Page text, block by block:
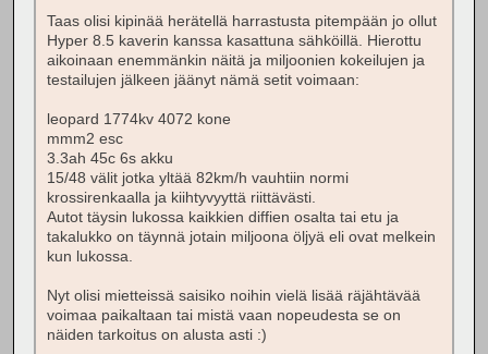
Taas olisi kipinää herätellä harrastusta pitempään jo ollut
Hyper 8.5 kaverin kanssa kasattuna sähköillä. Hierottu
aikoinaan enemmänkin näitä ja miljoonien kokeilujen ja
testailujen jälkeen jäänyt nämä setit voimaan:
leopard 1774kv 4072 kone
mmm2 esc
3.3ah 45c 6s akku
15/48 välit jotka yltää 82km/h vauhtiin normi
krossirenkaalla ja kiihtyvyyttä riittävästi.
Autot täysin lukossa kaikkien diffien osalta tai etu ja
takalukko on täynnä jotain miljoona öljyä eli ovat melkein
kun lukossa.
Nyt olisi mietteissä saisiko noihin vielä lisää räjähtävää
voimaa paikaltaan tai mistä vaan nopeudesta se on
näiden tarkoitus on alusta asti :)